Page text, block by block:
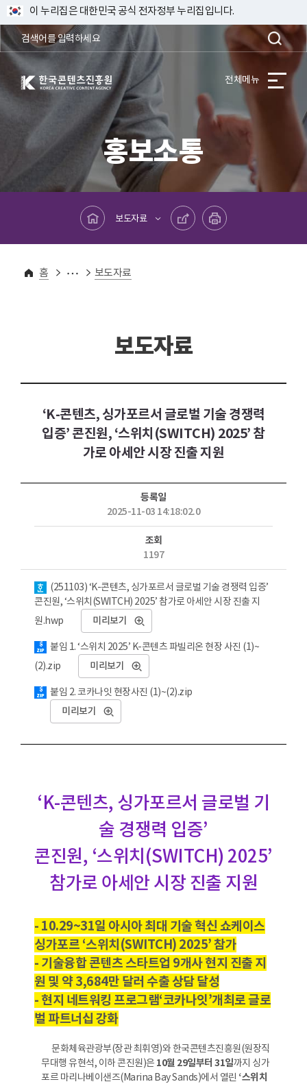
이 누리집은 대한민국 공식 전자정부 누리집입니다.
한국콘텐츠진흥원 KOREA CREATIVE CONTENT AGENCY 전체메뉴
홍보소통
메인페이지로 바로가기
보도자료
공유하기 프린트하기
홈
홍보소통
보도자료 보도자료
보도자료
‘K-콘텐츠, 싱가포르서 글로벌 기술 경쟁력
입증’ 콘진원, ‘스위치(SWITCH) 2025’ 참
가로 아세안 시장 진출 지원
등록일
2025-11-03 14:18:02.0
조회
1197
(251103) ‘K-콘텐츠, 싱가포르서 글로벌 기술 경쟁력 입증’
콘진원, ‘스위치(SWITCH) 2025’ 참가로 아세안 시장 진출 지
원.hwp
미리보기
붙임 1. ‘스위치 2025’ K-콘텐츠 파빌리온 현장 사진 (1)~
(2).zip
미리보기
붙임 2. 코카나잇 현장사진 (1)~(2).zip
미리보기
‘K-콘텐츠, 싱가포르서 글로벌 기
술 경쟁력 입증’
콘진원, ‘스위치(SWITCH) 2025’
참가로 아세안 시장 진출 지원
- 10.29~31일 아시아 최대 기술 혁신 쇼케이스
싱가포르 ‘스위치(SWITCH) 2025’ 참가
- 기술융합 콘텐츠 스타트업 9개사 현지 진출 지
원 및 약 3,684만 달러 수출 상담 달성
- 현지 네트워킹 프로그램‘코카나잇’개최로 글로
벌 파트너십 강화
문화체육관광부(장관 최휘영)와 한국콘텐츠진흥원(원장직
무대행 유현석, 이하 콘진원)은 10월 29일부터 31일까지 싱가
포르 마리나베이샌즈(Marina Bay Sands)에서 열린 ‘스위치